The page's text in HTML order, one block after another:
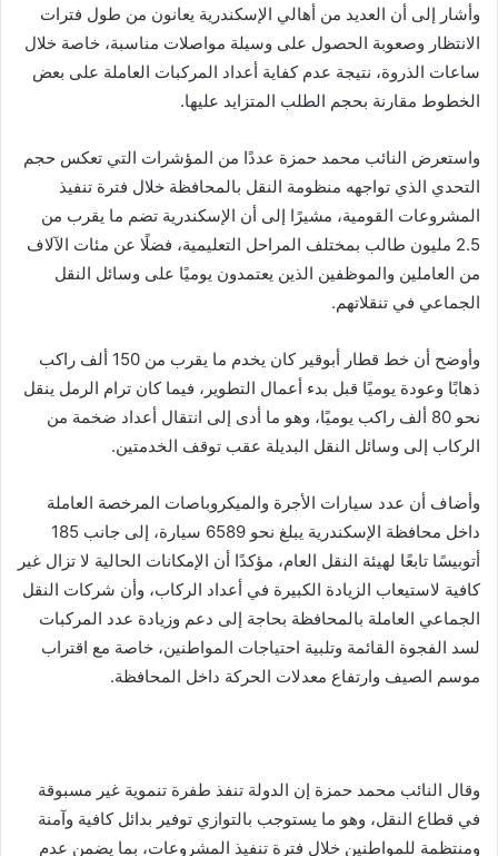
وأشار إلى أن العديد من أهالي الإسكندرية يعانون من طول فترات
الانتظار وصعوبة الحصول على وسيلة مواصلات مناسبة، خاصة خلال
ساعات الذروة، نتيجة عدم كفاية أعداد المركبات العاملة على بعض
الخطوط مقارنة بحجم الطلب المتزايد عليها.
واستعرض النائب محمد حمزة عددًا من المؤشرات التي تعكس حجم
التحدي الذي تواجهه منظومة النقل بالمحافظة خلال فترة تنفيذ
المشروعات القومية، مشيرًا إلى أن الإسكندرية تضم ما يقرب من
2.5 مليون طالب بمختلف المراحل التعليمية، فضلًا عن مئات الآلاف
من العاملين والموظفين الذين يعتمدون يوميًا على وسائل النقل
الجماعي في تنقلاتهم.
وأوضح أن خط قطار أبوقير كان يخدم ما يقرب من 150 ألف راكب
ذهابًا وعودة يوميًا قبل بدء أعمال التطوير، فيما كان ترام الرمل ينقل
نحو 80 ألف راكب يوميًا، وهو ما أدى إلى انتقال أعداد ضخمة من
الركاب إلى وسائل النقل البديلة عقب توقف الخدمتين.
وأضاف أن عدد سيارات الأجرة والميكروباصات المرخصة العاملة
داخل محافظة الإسكندرية يبلغ نحو 6589 سيارة، إلى جانب 185
أتوبيسًا تابعًا لهيئة النقل العام، مؤكدًا أن الإمكانات الحالية لا تزال غير
كافية لاستيعاب الزيادة الكبيرة في أعداد الركاب، وأن شركات النقل
الجماعي العاملة بالمحافظة بحاجة إلى دعم وزيادة عدد المركبات
لسد الفجوة القائمة وتلبية احتياجات المواطنين، خاصة مع اقتراب
موسم الصيف وارتفاع معدلات الحركة داخل المحافظة.
وقال النائب محمد حمزة إن الدولة تنفذ طفرة تنموية غير مسبوقة
في قطاع النقل، وهو ما يستوجب بالتوازي توفير بدائل كافية وآمنة
ومنتظمة للمواطنين خلال فترة تنفيذ المشروعات، بما يضمن عدم